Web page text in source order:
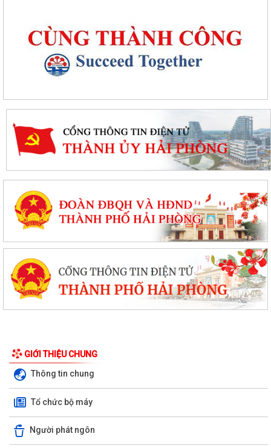
GIỚI THIỆU CHUNG
Thông tin chung
Tổ chức bộ máy
Người phát ngôn